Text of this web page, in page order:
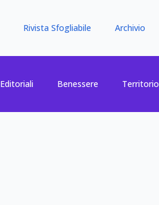
Rivista Sfogliabile Archivio
Editoriali Benessere Territorio